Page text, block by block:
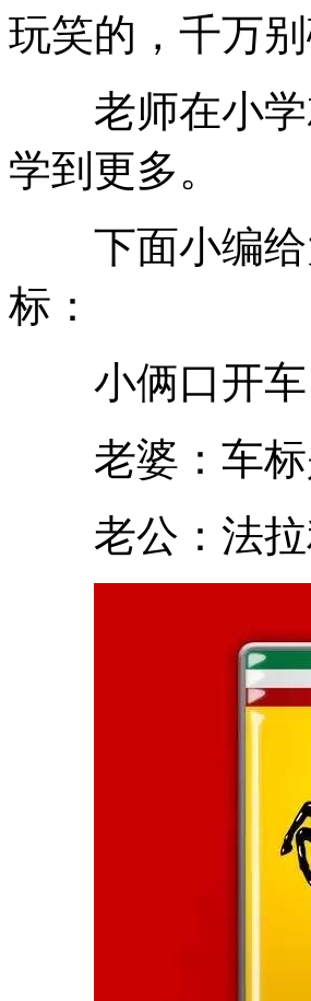
玩笑的，千万
老师在小学
学到更多。
下面小编给
标：
小俩口开车
老婆：车标
老公：法拉